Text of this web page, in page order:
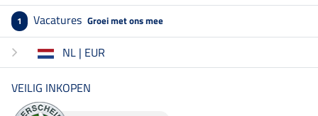
1 Vacatures Groei met ons mee
NL | EUR
VEILIG INKOPEN